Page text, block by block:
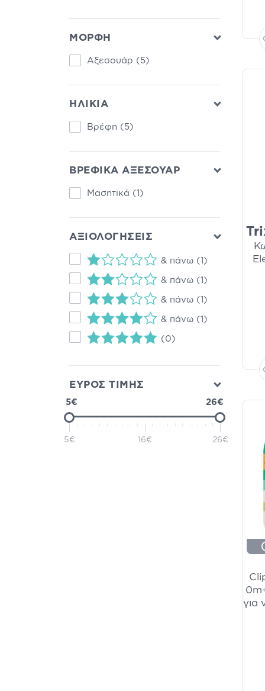
ΜΟΡΦΗ
Αξεσουάρ (5)
ΗΛΙΚΙΑ
Βρέφη (5)
ΒΡΕΦΙΚΑ ΑΞΕΣΟΥΑΡ
Μασητικά (1)
ΑΞΙΟΛΟΓΗΣΕΙΣ
& πάνω (1)
& πάνω (1)
& πάνω (1)
& πάνω (1)
(0)
ΕΥΡΟΣ ΤΙΜΗΣ
5€ 26€
5€ 16€ 26€
για